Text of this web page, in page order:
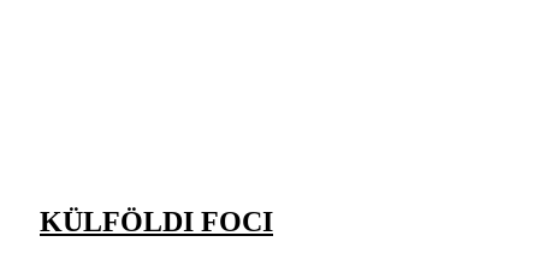
KÜLFÖLDI FOCI